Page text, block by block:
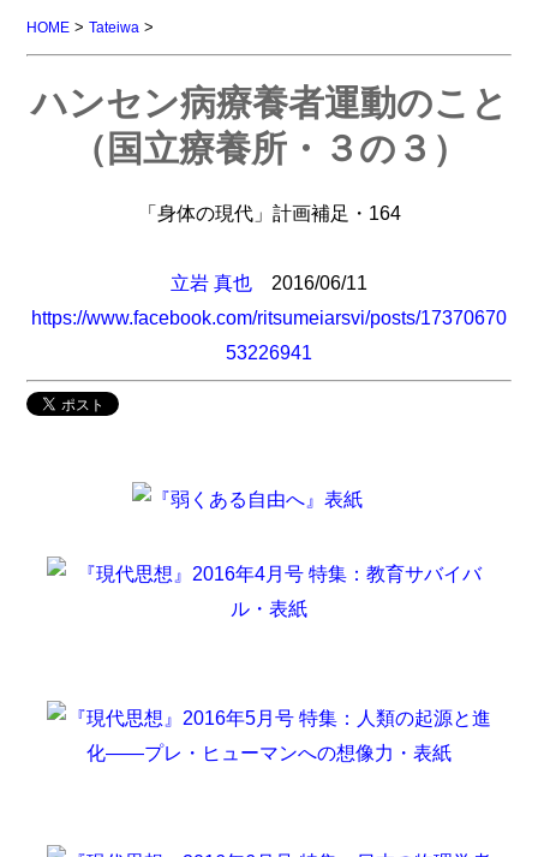
HOME >Tateiwa >
ハンセン病療養者運動のこと
（国立療養所・３の３）
「身体の現代」計画補足・164
立岩 真也 2016/06/11
https://www.facebook.com/ritsumeiarsvi/posts/17370670
53226941